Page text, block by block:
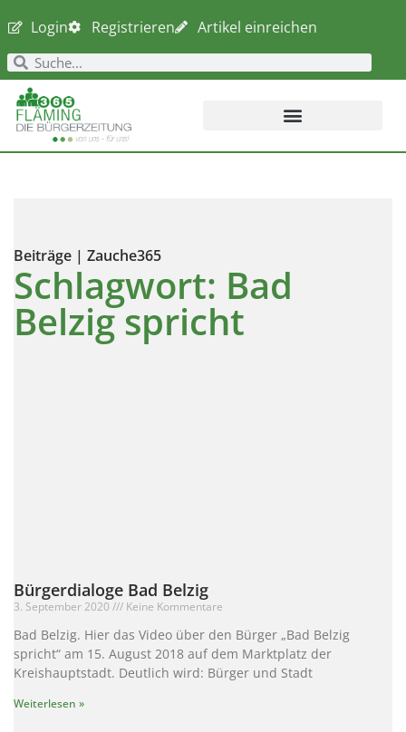
Login Registrieren Artikel einreichen
Beiträge | Zauche365
Schlagwort: Bad
Belzig spricht
Bürgerdialoge Bad Belzig
3. September 2020 Keine Kommentare
Bad Belzig. Hier das Video über den Bürger „Bad Belzig
spricht“ am 15. August 2018 auf dem Marktplatz der
Kreishauptstadt. Deutlich wird: Bürger und Stadt
Weiterlesen »